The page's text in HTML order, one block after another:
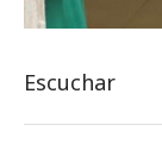
Escuchar